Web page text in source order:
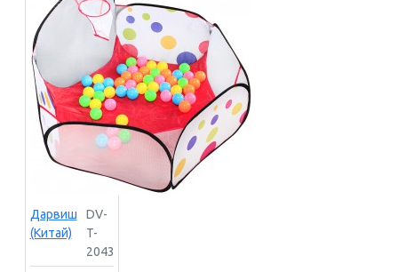
Дарвиш
(Китай)
DV-
T-
2043